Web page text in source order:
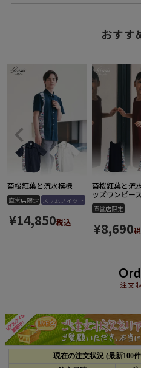
おすす
菊桜紅葉と流水模様
直営店限定 スリムフィット
¥14,850税込
菊桜紅葉と流
ッズワンピース
直営店限定
¥8,690
注文